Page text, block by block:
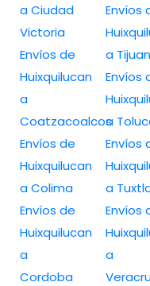
a Ciudad
Victoria
Envíos de
Huixquilucan
a
Coatzacoalcos
Envíos de
Huixquilucan
a Colima
Envíos de
Huixquilucan
a
Cordoba
Envíos
a
Envíos
a
Envíos
a
Envíos
a